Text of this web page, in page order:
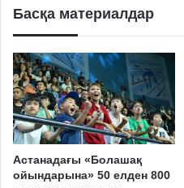
Басқа материалдар
Астанадағы «Болашақ
ойындарына» 50 елден 800